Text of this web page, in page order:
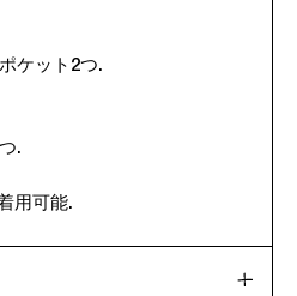
ケット2つ.
.
用可能.